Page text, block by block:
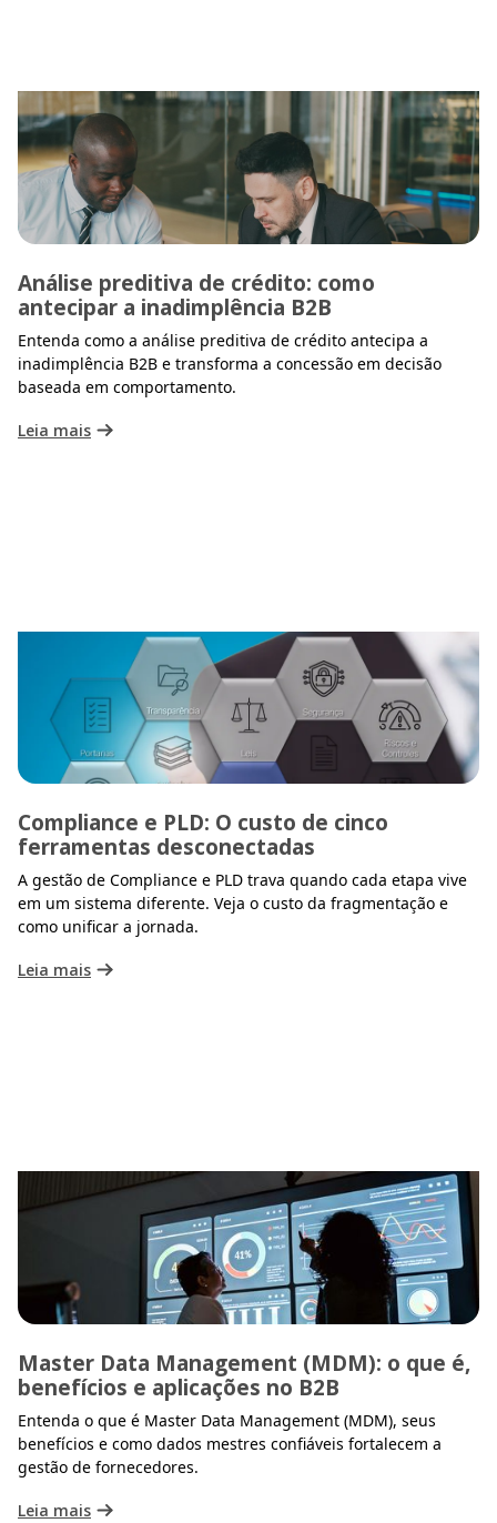
Análise preditiva de crédito: como
antecipar a inadimplência B2B
Entenda como a análise preditiva de crédito antecipa a
inadimplência B2B e transforma a concessão em decisão
baseada em comportamento.
Leia mais
Compliance e PLD: O custo de cinco
ferramentas desconectadas
A gestão de Compliance e PLD trava quando cada etapa vive
em um sistema diferente. Veja o custo da fragmentação e
como unificar a jornada.
Leia mais
Master Data Management (MDM): o que é,
benefícios e aplicações no B2B
Entenda o que é Master Data Management (MDM), seus
benefícios e como dados mestres confiáveis fortalecem a
gestão de fornecedores.
Leia mais